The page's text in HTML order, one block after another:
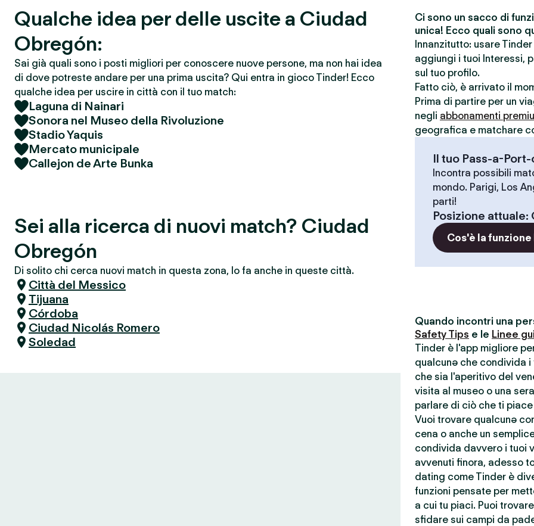
Qualche idea per delle uscite a Ciudad
Obregón:
Sai già quali sono i posti migliori per conoscere nuove persone, ma non hai idea
di dove potreste andare per una prima uscita? Qui entra in gioco Tinder! Ecco
qualche idea per uscire in città con il tuo match:
Laguna di Nainari
Sonora nel Museo della Rivoluzione
Stadio Yaquis
Mercato municipale
Callejon de Arte Bunka
Sei alla ricerca di nuovi match? Ciudad
Obregón
Di solito chi cerca nuovi match in questa zona, lo fa anche in queste città.
Città del Messico
Tijuana
Córdoba
Ciudad Nicolás Romero
Soledad
Ci sono un sacco di
unica! Ecco quali sono
Innanzitutto: usare
aggiungi i tuoi Interessi,
sul tuo profilo.
Fatto ciò, è arrivato il
Prima di partire per un
negli abbonamenti
geografica e matchare
Il tuo Pass-a-
Incontra possibili
mondo. Parigi, Los
parti!
Posizione attuale:
Cos'è la
Quando incontri una
Safety Tips e le Linee
Tinder è l'app migliore
qualcunə che condivida
che sia l'aperitivo del
visita al museo o una
parlare di ciò che ti
Vuoi trovare qualcunə
cena o anche un
condivida davvero i tuoi
avvenuti finora, adesso
dating come Tinder è
funzioni pensate per
a cui tu piaci. Puoi
sfidare sui campi da